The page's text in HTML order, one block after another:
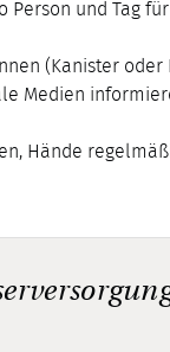
und Tag
(Kanister oder
Medien
Hände